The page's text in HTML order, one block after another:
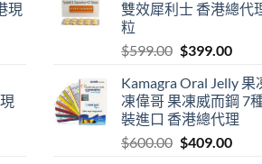
現
雙效犀利士 香港總代
粒
$599.00 Original
was:
$599.00.
$399.00
is:
Kamagra Oral Jelly
凍偉哥 果凍威而鋼 7
裝進口 香港總代理
$600.00 Original
$409.00